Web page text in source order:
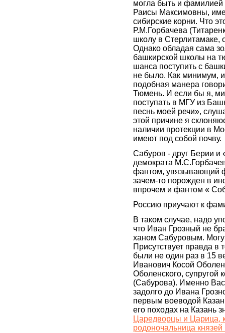
могла быть и
Раисы Максимовны,
сибирские корни. Что
Р.М.Горбачева
школу в Стерлитамаке,
Однако обладая сама
башкирской школы на
шанса поступить с
не было. Как минимум,
подобная манера
Тюмень. И если бы я,
поступать в МГУ из
песнь моей речи»,
этой причине я
наличии протекции в
имеют под собой почву.
Сабуров - друг Берии и
демократа
фантом, увязывающий
зачем-то порожден в
впрочем и фантом «
Россию приучают к
В таком случае, надо
что Иван Грозный не
ханом Сабуровым. Могу
Присутствует правда в
были не один раз в 15
Иванович Косой
Оболенского, супругой
(Сабурова). Именно
задолго до Ивана
первым воеводой
его походах на Казань
Царедворцы и Царица,
родоночальница